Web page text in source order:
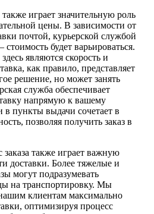
также играет значительную роль
цены. В зависимости от
почтой, курьерской службой
будет варьироваться.
являются скорость и
как правило, представляет
решение, но может занять
служба обеспечивает
напрямую к вашему
в пункты выдачи сочетает в
позволяя получить заказ в
заказа также играет важную
доставки. Более тяжелые и
могут подразумевать
на транспортировку. Мы
клиентам максимально
оптимизируя процесс